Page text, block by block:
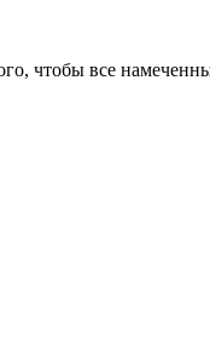
чтобы все